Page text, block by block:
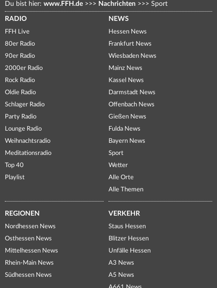
Du bist hier: www.FFH.de >>> Nachrichten >>> Sport
RADIO
FFH Live
80er Radio
90er Radio
2000er Radio
Rock Radio
Oldie Radio
Schlager Radio
Party Radio
Lounge Radio
Weihnachtsradio
Meditationsradio
Top 40
Playlist
NEWS
Hessen News
Frankfurt News
Wiesbaden News
Mainz News
Kassel News
Darmstadt News
Offenbach News
Gießen News
Fulda News
Bayern News
Sport
Wetter
Alle Orte
Alle Themen
REGIONEN
Nordhessen News
Osthessen News
Mittelhessen News
Rhein-Main News
Südhessen News
VERKEHR
Staus Hessen
Blitzer Hessen
Unfälle Hessen
A3 News
A5 News